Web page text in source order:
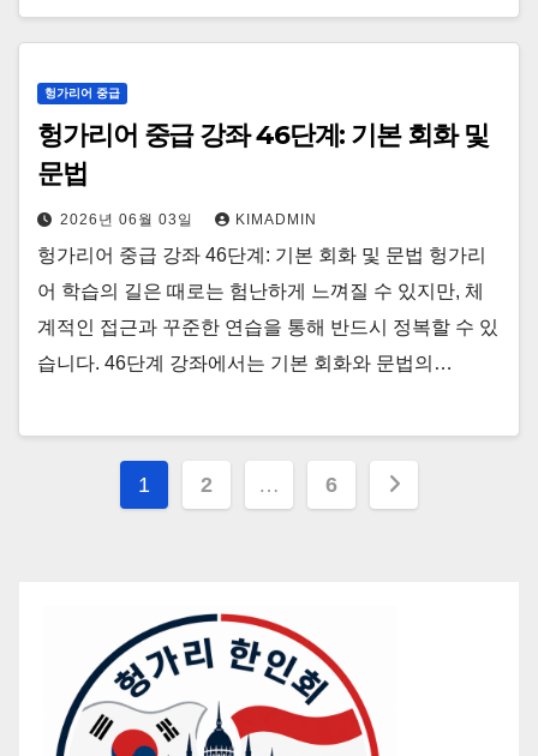
헝가리어 중급
헝가리어 중급 강좌 46단계: 기본 회화 및
문법
2026년 06월 03일 KIMADMIN
헝가리어 중급 강좌 46단계: 기본 회화 및 문법 헝가리
어 학습의 길은 때로는 험난하게 느껴질 수 있지만, 체
계적인 접근과 꾸준한 연습을 통해 반드시 정복할 수 있
습니다. 46단계 강좌에서는 기본 회화와 문법의…
글
지
매
김
1 2 … 6